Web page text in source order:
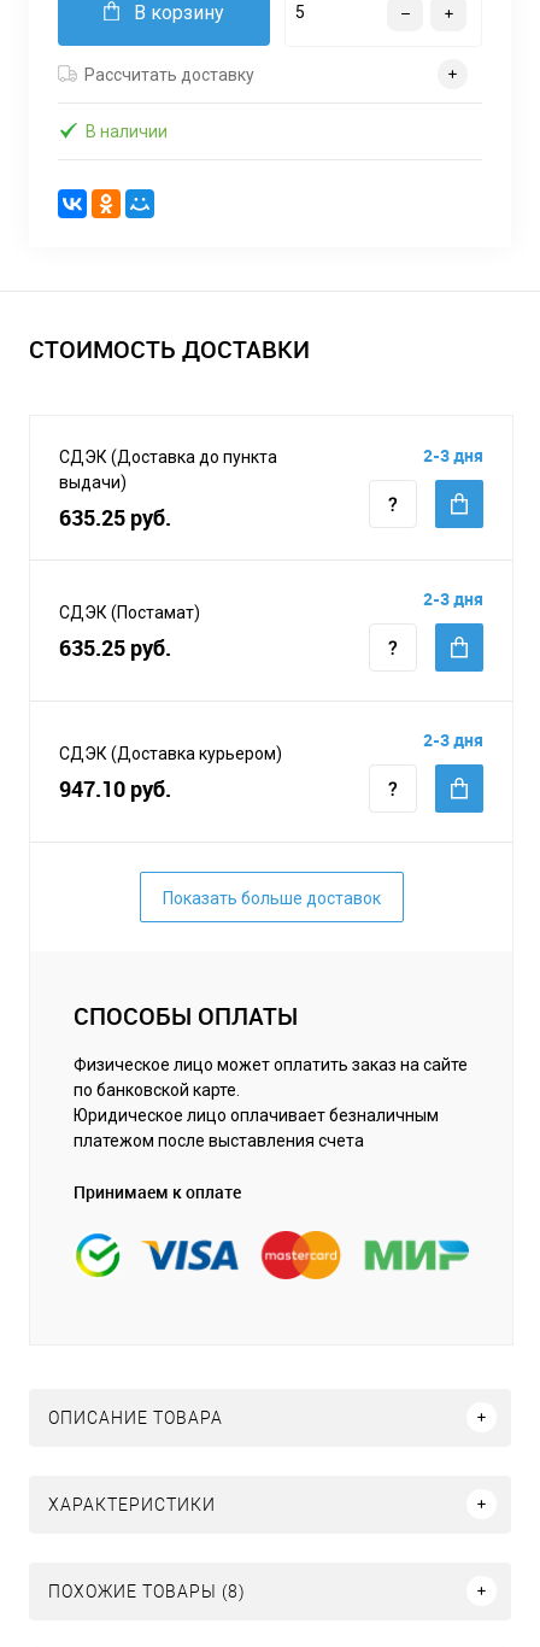
В корзину
Рассчитать доставку
В наличии
СТОИМОСТЬ ДОСТАВКИ
СДЭК (Доставка до пункта
выдачи)
635.25 руб.
2-3 дня
СДЭК (Постамат)
635.25 руб.
2-3 дня
СДЭК (Доставка курьером)
947.10 руб.
2-3 дня
Показать больше доставок
СПОСОБЫ ОПЛАТЫ
Физическое лицо может оплатить заказ на сайте
по банковской карте.
Юридическое лицо оплачивает безналичным
платежом после выставления счета
Принимаем к оплате
ОПИСАНИЕ ТОВАРА
ХАРАКТЕРИСТИКИ
ПОХОЖИЕ ТОВАРЫ (8)